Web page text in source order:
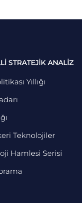
STRATEJİK ANALİZ
Yıllığı
Teknolojiler
Hamlesi Serisi